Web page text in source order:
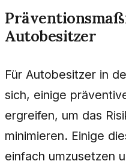
Autobesitzer
Für Autobesitzer in
sich, einige
ergreifen, um das
minimieren. Einige
einfach umzusetzen